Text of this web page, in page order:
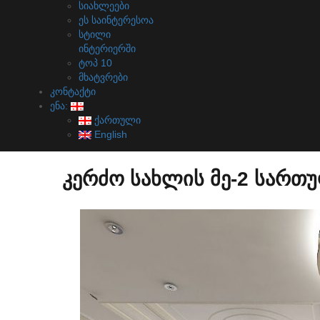
სიახლეები
ეს საინტერესოა
სტილი
ინტერიერში
ტოპ 10
მხატვრები
კონტაქტი
ენა:
ქართული
English
კერძო სახლის მე-2
portfolio